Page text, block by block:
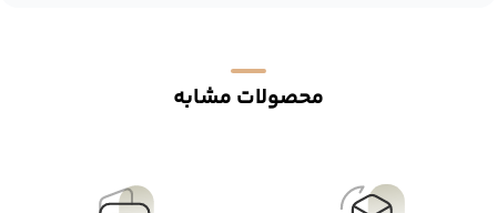
محصولات مشابه